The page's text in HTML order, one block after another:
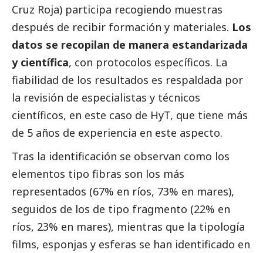
Cruz Roja) participa recogiendo muestras
después de recibir formación y materiales. Los
datos se recopilan de manera estandarizada
y científica, con protocolos específicos. La
fiabilidad de los resultados es respaldada por
la revisión de especialistas y técnicos
científicos, en este caso de HyT, que tiene más
de 5 años de experiencia en este aspecto.
Tras la identificación se observan como los
elementos tipo fibras son los más
representados (67% en ríos, 73% en mares),
seguidos de los de tipo fragmento (22% en
ríos, 23% en mares), mientras que la tipología
films, esponjas y esferas se han identificado en